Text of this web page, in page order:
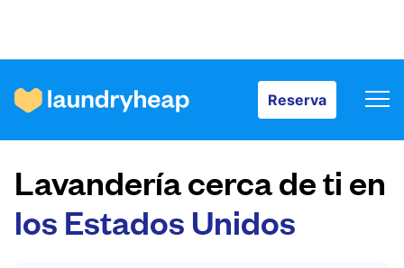
Reserva
Cómo funciona
Precios y servicios
Lavandería cerca de ti en
los Estados Unidos